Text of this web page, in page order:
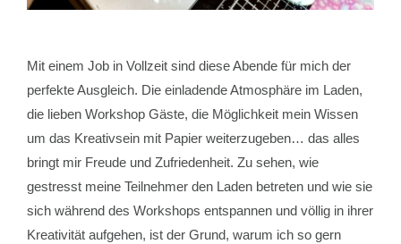
Mit einem Job in Vollzeit sind diese Abende für mich der
perfekte Ausgleich. Die einladende Atmosphäre im Laden,
die lieben Workshop Gäste, die Möglichkeit mein Wissen
um das Kreativsein mit Papier weiterzugeben… das alles
bringt mir Freude und Zufriedenheit. Zu sehen, wie
gestresst meine Teilnehmer den Laden betreten und wie sie
sich während des Workshops entspannen und völlig in ihrer
Kreativität aufgehen, ist der Grund, warum ich so gern